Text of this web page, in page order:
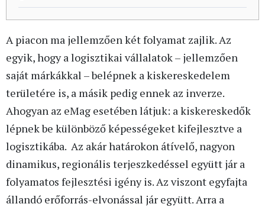
A piacon ma jellemzően két folyamat zajlik. Az
egyik, hogy a logisztikai vállalatok – jellemzően
saját márkákkal – belépnek a kiskereskedelem
területére is, a másik pedig ennek az inverze.
Ahogyan az eMag esetében látjuk: a kiskereskedők
lépnek be különböző képességeket kifejlesztve a
logisztikába. Az akár határokon átívelő, nagyon
dinamikus, regionális terjeszkedéssel együtt jár a
folyamatos fejlesztési igény is. Az viszont egyfajta
állandó erőforrás-elvonással jár együtt. Arra a